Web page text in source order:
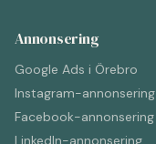
Annonsering
Google Ads i Örebro
Instagram-annonsering
Facebook-annonsering
LinkedIn-annonsering